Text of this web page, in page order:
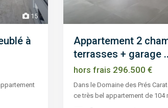
15
à
Appartement 2
terrasses + garage
hors frais 296.500 €
Dans le Domaine des Prés
ce très bel appartement de 104